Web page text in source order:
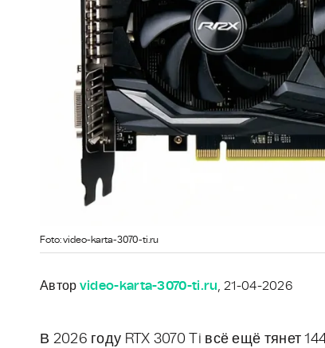
Foto: video-karta-3070-ti.ru
Автор video-karta-3070-ti.ru, 21-04-2026
В 2026 году RTX 3070 Ti всё ещё тянет